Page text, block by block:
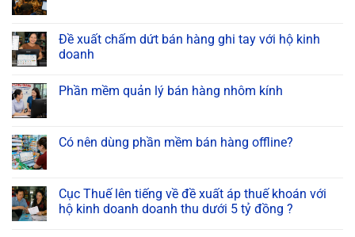
Đề xuất chấm dứt bán hàng ghi tay với hộ kinh
doanh
Phần mềm quản lý bán hàng nhôm kính
Có nên dùng phần mềm bán hàng offline?
Cục Thuế lên tiếng về đề xuất áp thuế khoán với
hộ kinh doanh doanh thu dưới 5 tỷ đồng ?